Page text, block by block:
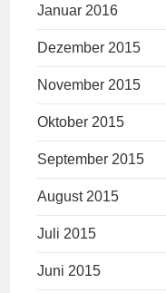
Januar 2016
Dezember 2015
November 2015
Oktober 2015
September 2015
August 2015
Juli 2015
Juni 2015